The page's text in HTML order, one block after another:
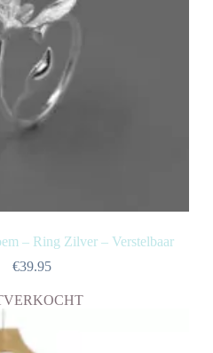
– Ring Zilver – Verstelbaar
€39.95